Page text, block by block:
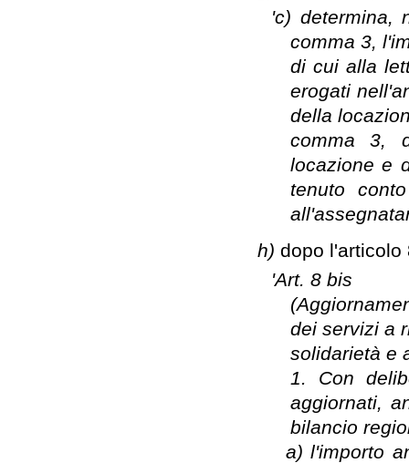
'c) determina,
comma 3,
di cui alla
erogati
della
comma 3,
locazione e
tenuto
h) dopo l'articolo
'Art. 8 bis
dei servizi a
solidarietà e
1. Con
aggiornati,
bilancio
a)l'importo